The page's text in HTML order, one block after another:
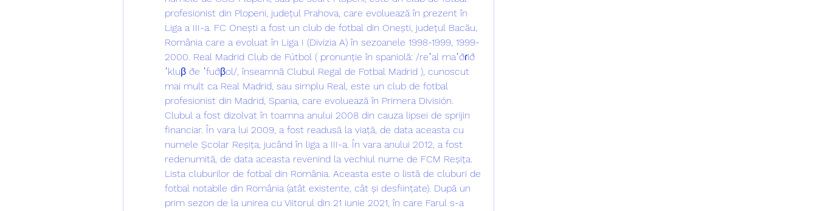
profesionist din Plopeni, județul Prahova, care evoluează în prezent în
Liga a III-a. FC Onești a fost un club de fotbal din Onești, județul Bacău,
România care a evoluat în Liga I (Divizia A) în sezoanele 1998-1999, 1999-
2000. Real Madrid Club de Fútbol ( pronunție în spaniolă: /reˈal maˈðɾið
ˈkluβ ðe ˈfuðβol/, înseamnă Clubul Regal de Fotbal Madrid ), cunoscut
mai mult ca Real Madrid, sau simplu Real, este un club de fotbal
profesionist din Madrid, Spania, care evoluează în Primera División.
Clubul a fost dizolvat în toamna anului 2008 din cauza lipsei de sprijin
financiar. În vara lui 2009, a fost readusă la viață, de data aceasta cu
numele Școlar Reșița, jucând în liga a III-a. În vara anului 2012, a fost
redenumită, de data aceasta revenind la vechiul nume de FCM Reșița.
Lista cluburilor de fotbal din România. Aceasta este o listă de cluburi de
fotbal notabile din România (atât existente, cât și desființate). După un
prim sezon de la unirea cu Viitorul din 21 iunie 2021, în care Farul s-a